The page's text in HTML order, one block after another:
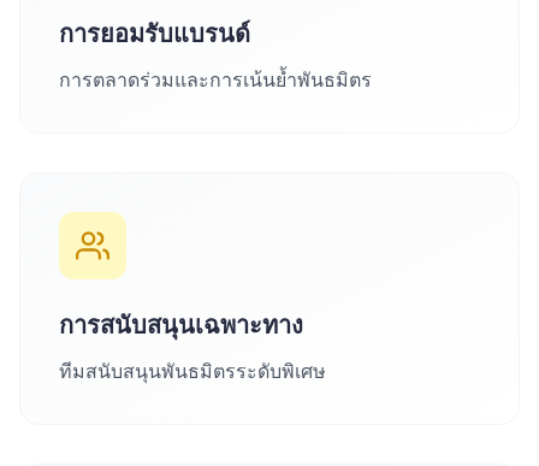
การยอมรับแบรนด์
การตลาดร่วมและการเน้นย้ำพันธมิตร
การสนับสนุนเฉพาะทาง
ทีมสนับสนุนพันธมิตรระดับพิเศษ